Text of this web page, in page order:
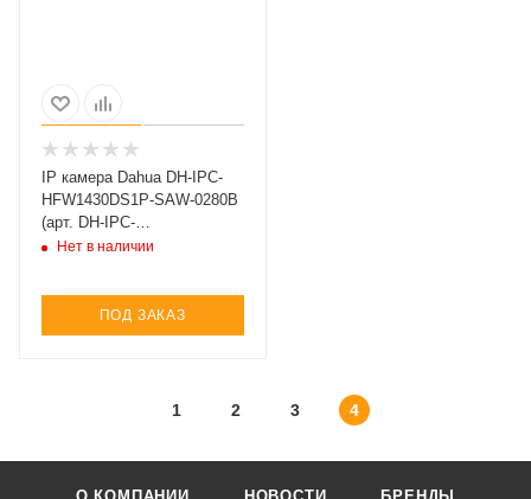
IP камера Dahua DH-IPC-
HFW1430DS1P-SAW-0280B
(арт. DH-IPC-
HFW1430DS1P-SAW-0280B)
Нет в наличии
ПОД ЗАКАЗ
1 2 3 4